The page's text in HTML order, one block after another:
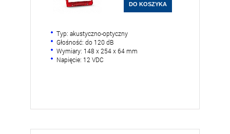
Typ: akustyczno-optyczny
Głośność: do 120 dB
Wymiary: 148 x 254 x 64 mm
Napięcie: 12 VDC